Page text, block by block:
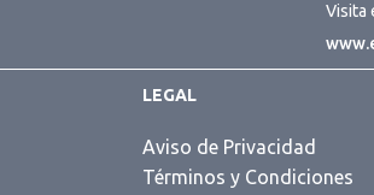
Visita
LEGAL
Aviso de Privacidad
Términos y Condiciones